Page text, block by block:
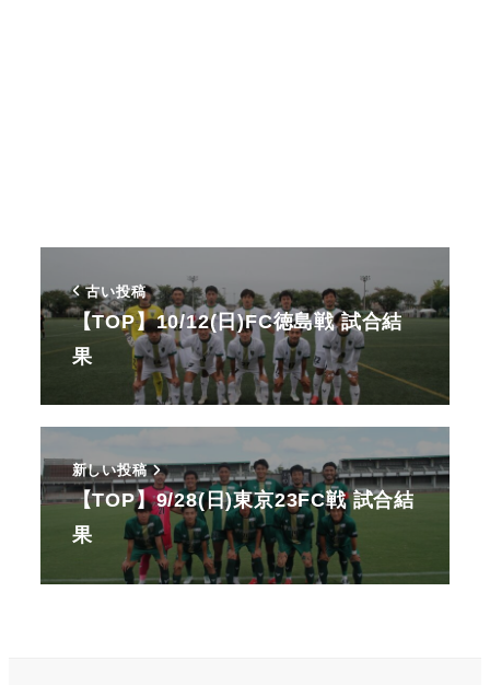
古い投稿
【TOP】10/12(日)FC徳島戦 試合結
果
新しい投稿
【TOP】9/28(日)東京23FC戦 試合結
果